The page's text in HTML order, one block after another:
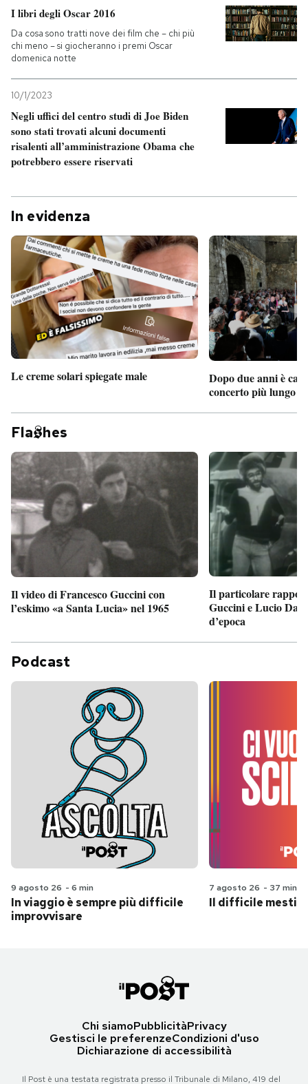
I libri degli Oscar 2016
Da cosa sono tratti nove dei film che – chi più
chi meno – si giocheranno i premi Oscar
domenica notte
10/1/2023
Negli uffici del centro studi di Joe Biden
sono stati trovati alcuni documenti
risalenti all’amministrazione Obama che
potrebbero essere riservati
In evidenza
Le creme solari spiegate male
Dopo due anni è
concerto più lungo
Fla hes
Il video di Francesco Guccini con
l’eskimo «a Santa Lucia» nel 1965
Il particolare
Guccini e Lucio
d’epoca
Podcast
9 agosto 26 - 6 min
In viaggio è sempre più difficile
improvvisare
7 agosto 26 - 37 min
Il difficile
Chi siamoPubblicitàPrivacy
Gestisci le preferenzeCondizioni d'uso
Dichiarazione di accessibilità
Il Post è una testata registrata presso il Tribunale di Milano, 419 del